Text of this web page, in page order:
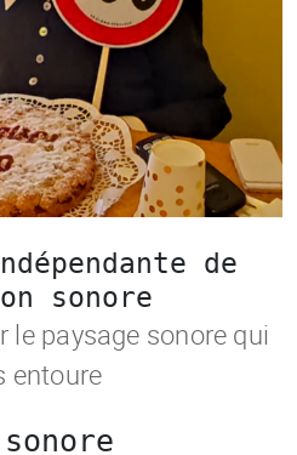
de
sonore
le paysage sonore qui
entoure